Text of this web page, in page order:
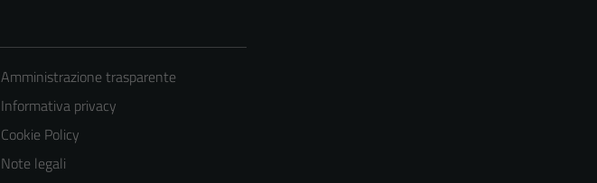
Amministrazione trasparente
Informativa privacy
Cookie Policy
Note legali